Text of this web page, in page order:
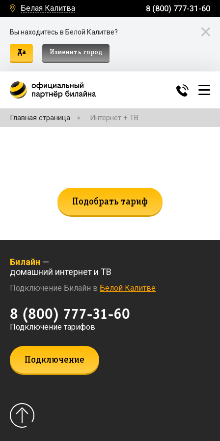
Белая Калитва 8 (800) 777-31-60
Вы находитесь в Белой Калитве?
Да Изменить город
Главная страница Интернет + ТВ
Подобрать тариф
Билайн —
домашний интернет и ТВ
Подключение Билайн в Белой Калитве
8 (800) 777-31-60
Подключение тарифов
Подключение